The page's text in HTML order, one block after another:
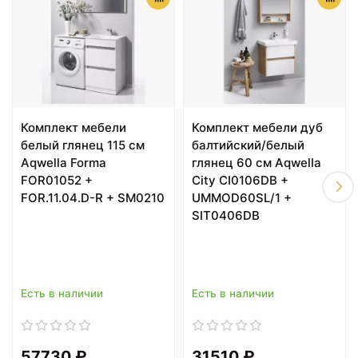
40710 ₽
Тумба с раковиной
белый глянец 115 см
Aqwella Forma FOR01052
+ FOR.11.04.D-R
Тумба с раковиной
белый глянец 115 см
FOR0105KL +
FOR.11.04.D-L
57730 ₽ 57730 ₽
Комплект мебели
белый глянец 115 см
Aqwella Forma
FOR01052 +
FOR.11.04.D-R + SM0210
Есть в наличии
Комплект мебели дуб
балтийский/белый
глянец 60 см Aqwella
City CI0106DB +
UMMOD60SL/1 +
SIT0406DB
Есть в наличии